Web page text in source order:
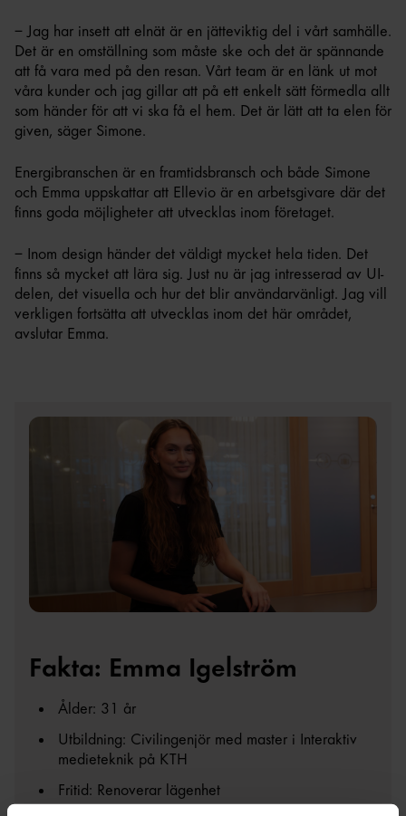
– Jag har insett att elnät är en jätteviktig del i vårt samhälle.
Det är en omställning som måste ske och det är spännande
att få vara med på den resan. Vårt team är en länk ut mot
våra kunder och jag gillar att på ett enkelt sätt förmedla allt
som händer för att vi ska få el hem. Det är lätt att ta elen för
given, säger Simone.
Energibranschen är en framtidsbransch och både Simone
och Emma uppskattar att Ellevio är en arbetsgivare där det
finns goda möjligheter att utvecklas inom företaget.
– Inom design händer det väldigt mycket hela tiden. Det
finns så mycket att lära sig. Just nu är jag intresserad av UI-
delen, det visuella och hur det blir användarvänligt. Jag vill
verkligen fortsätta att utvecklas inom det här området,
avslutar Emma.
Fakta: Emma Igelström
Ålder: 31 år
Utbildning: Civilingenjör med master i Interaktiv
medieteknik på KTH
Fritid: Renoverar lägenhet